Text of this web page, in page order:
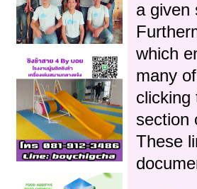
a given
which
many
clicking
section
These